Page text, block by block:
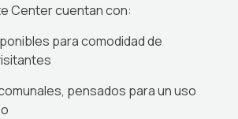
Center cuentan con:
para comodidad de
pensados para un uso